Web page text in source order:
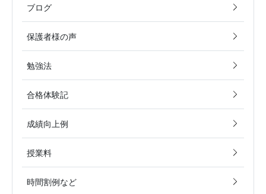
ブログ
保護者様の声
勉強法
合格体験記
成績向上例
授業料
時間割例など